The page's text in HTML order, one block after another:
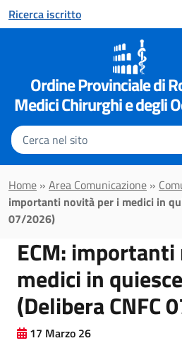
al contenuto principale
Ricerca iscritto
Ordine Provinciale di
Medici Chirurghi e degli
Inserisci
il
testo
da
cercare
Home » Area Comunicazione »
importanti novità per i medici in
07/2026)
ECM:
medici in
(Delibera CNFC
17 Marzo 26